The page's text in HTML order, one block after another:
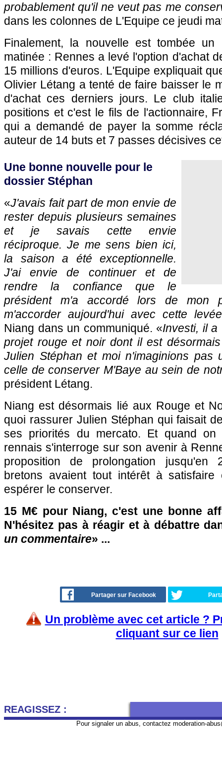
probablement qu'il ne veut pas me
dans les colonnes de L'Equipe ce jeudi
Finalement, la nouvelle est tombée
matinée : Rennes a levé l'option d'achat
15 millions d'euros. L'Equipe expliquait
Olivier Létang a tenté de faire baisser le
d'achat ces derniers jours. Le club
positions et c'est le fils de l'actionnaire,
qui a demandé de payer la somme
auteur de 14 buts et 7 passes décisives
Une bonne nouvelle pour le
dossier Stéphan
«J'avais fait part de mon envie de
rester depuis plusieurs semaines
et je savais cette envie
réciproque. Je me sens bien ici,
la saison a été exceptionnelle.
J'ai envie de continuer et de
rendre la confiance que le
président m'a accordé lors de mon
m'accorder aujourd'hui avec cette
Niang dans un communiqué. «Investi, il a
projet rouge et noir dont il est
Julien Stéphan et moi n'imaginions pas
celle de conserver M'Baye au sein de
président Létang.
Niang est désormais lié aux Rouge et
quoi rassurer Julien Stéphan qui faisait
ses priorités du mercato. Et quand on
rennais s'interroge sur son avenir à
proposition de prolongation jusqu'en
bretons avaient tout intérêt à satisfaire
espérer le conserver.
15 M€ pour Niang, c'est une bonne
N'hésitez pas à réagir et à débattre
un commentaire» ...
Partager sur Facebook
Un problème avec cet article ?
cliquant sur ce lien
REAGISSEZ :
Pour signaler un abus, contactez moderation-